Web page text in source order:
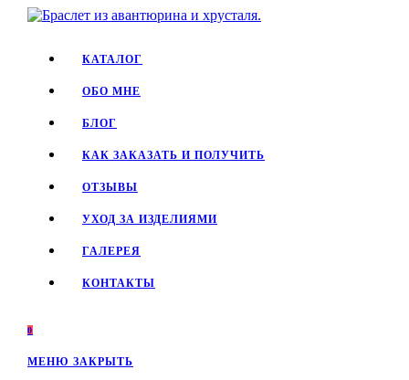
Перейти
КАТАЛОГ
ОБО МНЕ
БЛОГ
КАК ЗАКАЗАТЬ И ПОЛУЧИТЬ
ОТЗЫВЫ
УХОД ЗА ИЗДЕЛИЯМИ
ГАЛЕРЕЯ
КОНТАКТЫ
0
МЕНЮ ЗАКРЫТЬ